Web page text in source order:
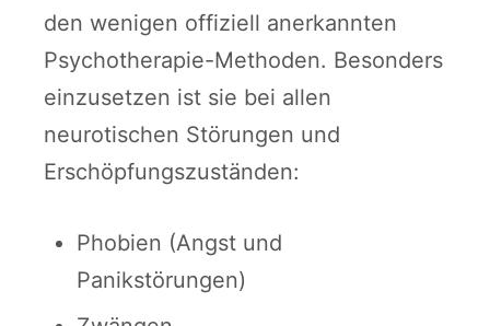
den wenigen offiziell anerkannten
Psychotherapie-Methoden. Besonders
einzusetzen ist sie bei allen
neurotischen Störungen und
Erschöpfungszuständen:
Phobien (Angst und
Panikstörungen)